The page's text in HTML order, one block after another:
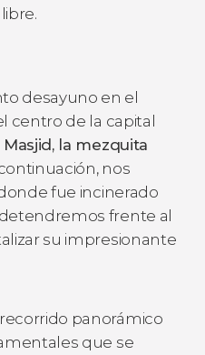
desayuno en el
centro de la capital
Masjid, la mezquita
nos
fue incinerado
frente al
su impresionante
panorámico
que se